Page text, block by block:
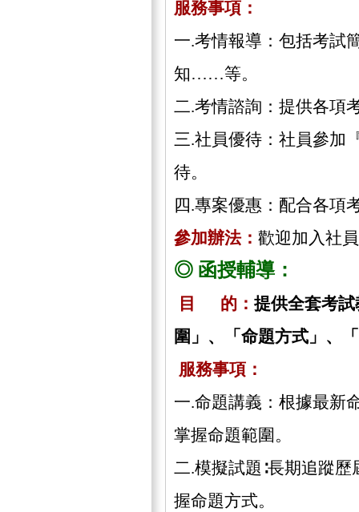
服務事項：
一.考情報導：包括考試
知……等。
二.考情諮詢：提供各項
三.社員優待：社員參加
待。
四.專案優惠：配合各項
參加辦法： 歡迎加入社
◎ 函授輔導：
目 的： 提供全套考
圍」、「命題方式」、
服務事項：
一.命題講義：根據最新
掌握命題範圍。
二.模擬試題∶長期追蹤
握命題方式。